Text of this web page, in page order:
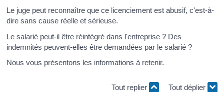
Le juge peut reconnaître que ce licenciement est abusif, c'est-à-
dire sans cause réelle et sérieuse.
Le salarié peut-il être réintégré dans l'entreprise ? Des
indemnités peuvent-elles être demandées par le salarié ?
Nous vous présentons les informations à retenir.
Tout replier Tout déplier